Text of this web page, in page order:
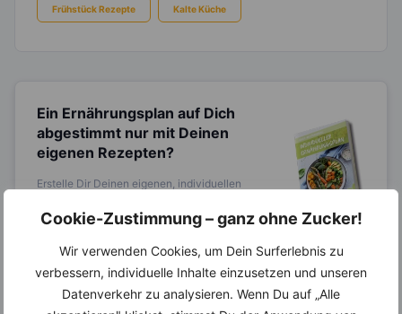
Cookie-Zustimmung – ganz ohne Zucker!
Wir verwenden Cookies, um Dein Surferlebnis zu
verbessern, individuelle Inhalte einzusetzen und unseren
Datenverkehr zu analysieren. Wenn Du auf „Alle
Frühstück Rezepte Kalte Küche
Ein Ernährungsplan auf Dich
abgestimmt nur mit Deinen
eigenen Rezepten?
Erstelle Dir Deinen eigenen, individuellen
Lieblingsrezepten auf Basis des gesamten
Know-Hows voninvikoo.
14.000 Rezepte, autom.